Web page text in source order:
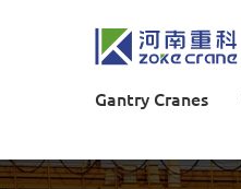
Gantry Cranes